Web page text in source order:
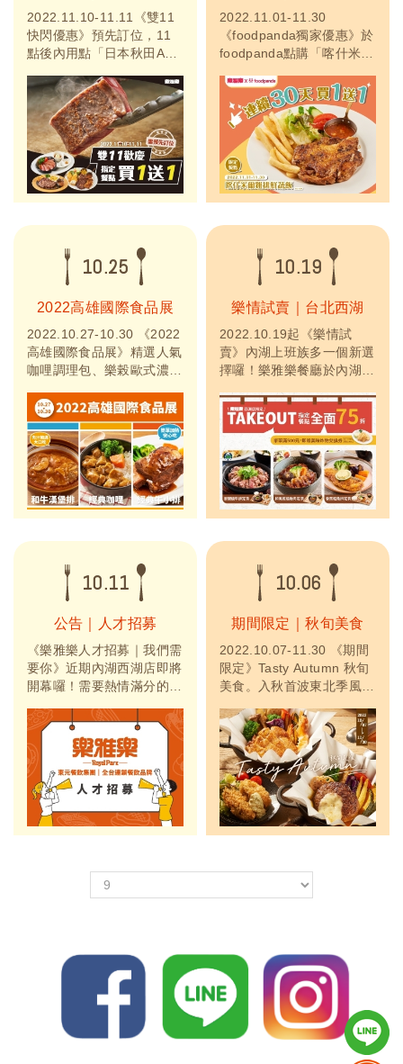
2022.11.10-11.11《雙11
快閃優惠》預先訂位，11
點後內用點「日本秋田A5
炸魚塊鮮蔬拼盤」、「十盎
司沙朗牛排」享買1送1。
最高現省1580元，超值回
饋，必須相約吃起來！
2022.11.01-11.30
《foodpanda獨家優惠》於
foodpanda點購「喀什米爾
餐點皆附玉米濃湯。只有在
foodpanda才能吃得到喔！
趕緊手刀下單，一次送你兩
份！
10.25
2022高雄國際食品展
2022.10.27-10.30 《2022
高雄國際食品展》精選人氣
咖哩調理包、樂榖歐式濃湯
典牛小排、和牛漢堡排等冷
凍商品，只要簡單加熱即可
安心享用。此外，還有年年
熱銷的冷凍商品包含北海道
大干貝及秋田和牛排，絕對
是必買回家！另外，還有安
排現場廚師秀及搶拍活動，
10.19
樂情試賣｜台北西湖
2022.10.19起《樂情試
賣》內湖上班族多一個新選
擇囉！樂雅樂餐廳於內湖區
店」，試賣期間，外帶指定
餐點即享75折優惠！單筆
滿500元，即贈炸物兌換券
(數量有限，送完為止)
10.11
公告｜人才招募
《樂雅樂人才招募｜我們需
要你》近期內湖西湖店即將
開幕囉！需要熱情滿分的
性親切活潑！還有熱愛餐飲
及具服務相關經驗者，歡迎
你加入樂雅樂！
10.06
期間限定｜秋旬美食
2022.10.07-11.30 《期間
限定》Tasty Autumn 秋旬
美食。入秋首波東北季風來
咖哩絕對是個好選擇！樂雅
樂餐廳表示「湯咖哩」源自
於北海道札幌，是當地的國
民美食，也是具有代表性的
靈魂美食，推出「起士和牛
漢堡排湯咖哩」、「嫩煎雞
腿排湯咖哩」兩款口味，以